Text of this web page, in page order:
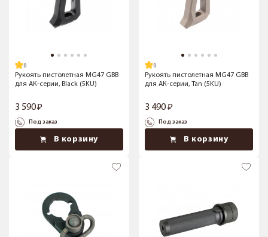
Рукоять пистолетная MG47 GBB
для АК-серии, Black (5KU)
3 590
Под заказ
В корзину
Рукоять пистолетная MG47 GBB
для АК-серии, Tan (5KU)
3 490
Под заказ
В корзину